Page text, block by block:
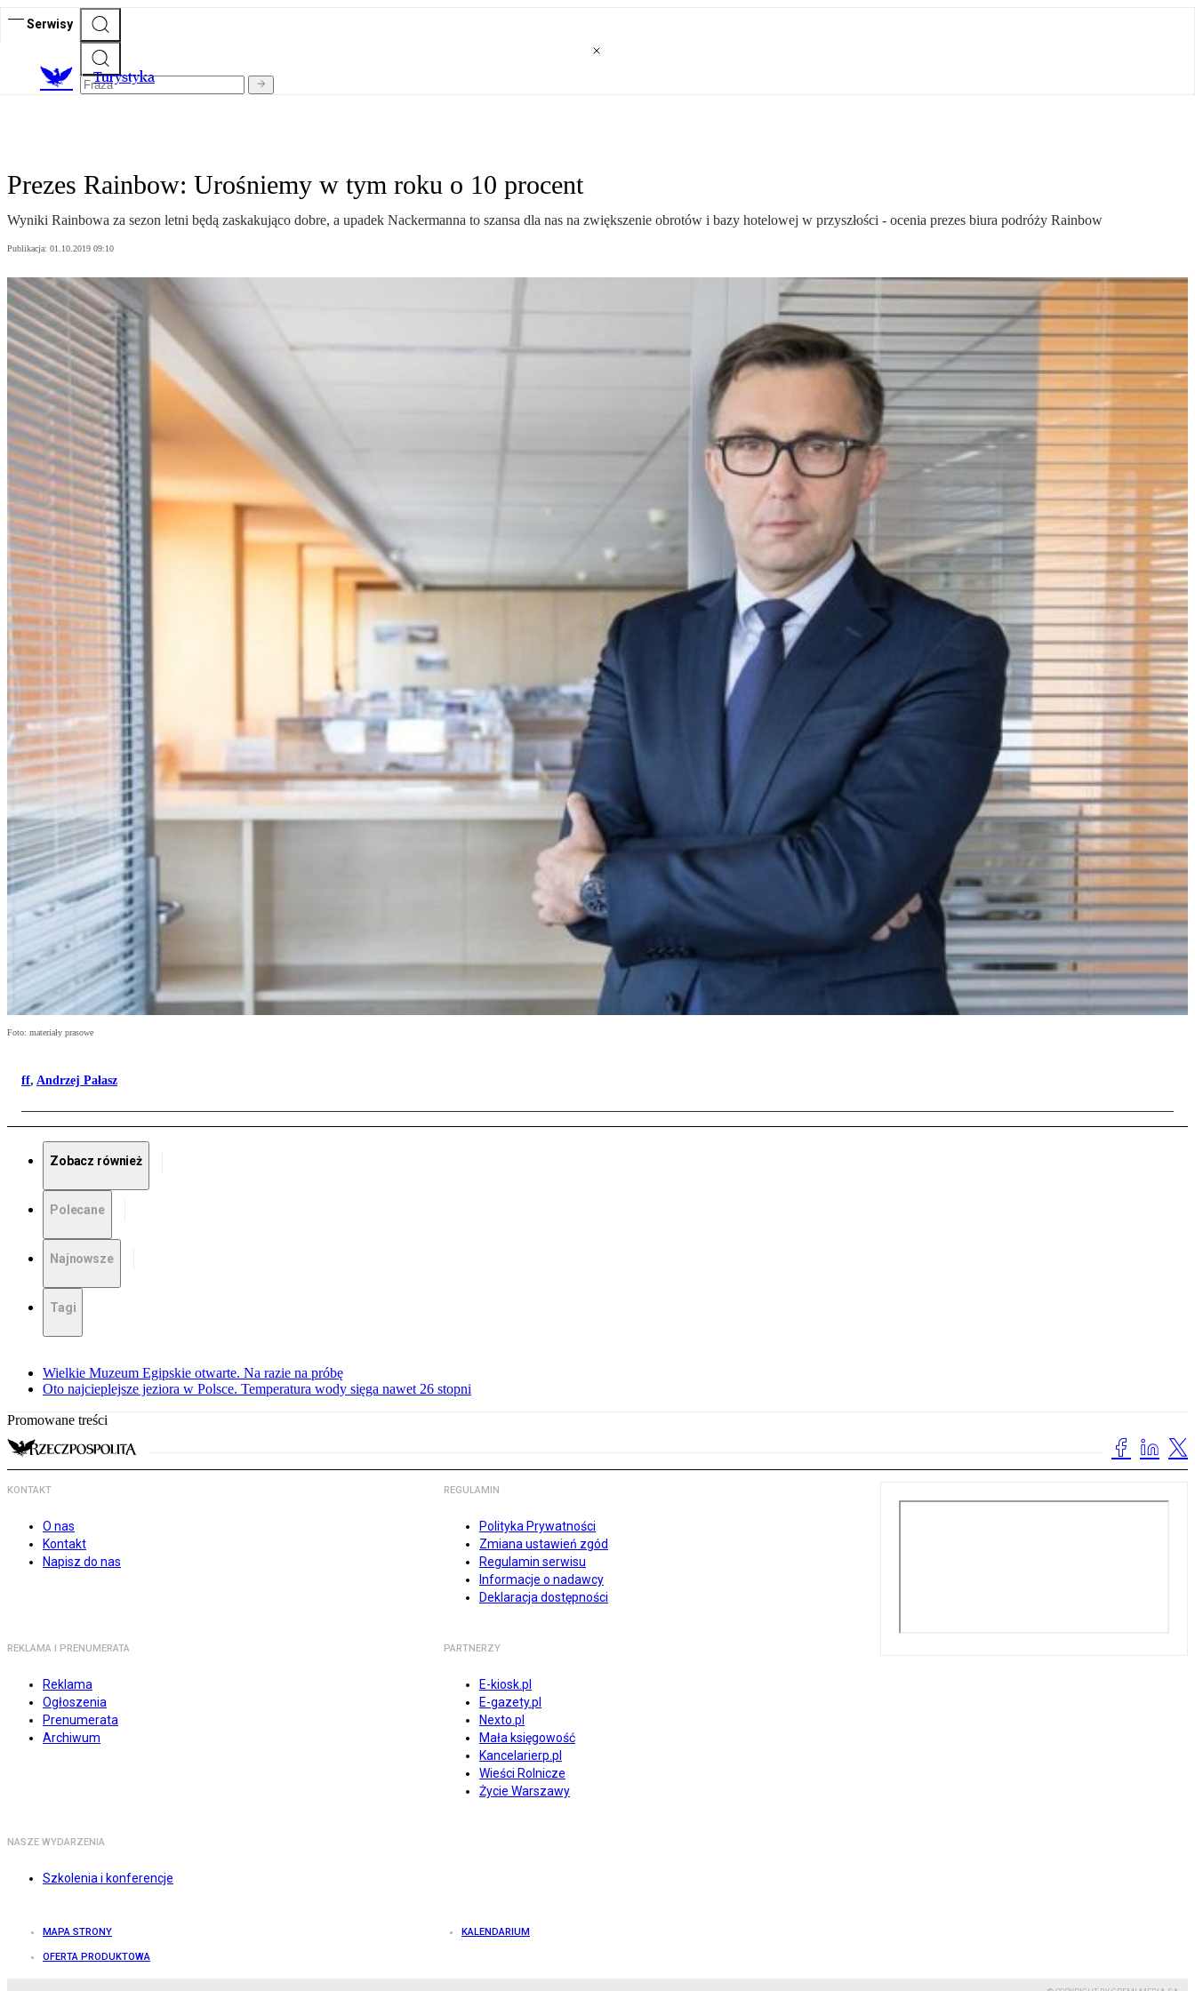
Serwisy
Turystyka
Prezes Rainbow: Urośniemy w tym roku o 10 procent
Wyniki Rainbowa za sezon letni będą zaskakująco dobre, a upadek Nackermanna to szansa dla nas na zwiększenie obrotów i bazy hotelowej w przyszłości - ocenia prezes biura podróży Rainbow
Publikacja: 01.10.2019 09:10
Foto: materiały prasowe
ff, Andrzej Pałasz
Zobacz również
Polecane
Najnowsze
Tagi
Wielkie Muzeum Egipskie otwarte. Na razie na próbę
Oto najcieplejsze jeziora w Polsce. Temperatura wody sięga nawet 26 stopni
Promowane treści
KONTAKT
O nas
Kontakt
Napisz do nas
REGULAMIN
Polityka Prywatności
Zmiana ustawień zgód
Regulamin serwisu
Informacje o nadawcy
Deklaracja dostępności
REKLAMA I PRENUMERATA
Reklama
Ogłoszenia
Prenumerata
Archiwum
PARTNERZY
E-kiosk.pl
E-gazety.pl
Nexto.pl
Mała księgowość
Kancelarierp.pl
Wieści Rolnicze
Życie Warszawy
NASZE WYDARZENIA
Szkolenia i konferencje
MAPA STRONY KALENDARIUM
OFERTA PRODUKTOWA